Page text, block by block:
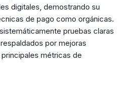
digitales, demostrando su
de pago como orgánicas.
pruebas claras
por mejoras
métricas de